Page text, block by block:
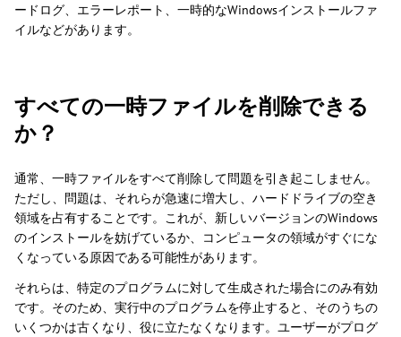
ードログ、エラーレポート、一時的なWindowsインストールファ
イルなどがあります。
すべての一時ファイルを削除できる
か？
通常、一時ファイルをすべて削除して問題を引き起こしません。
ただし、問題は、それらが急速に増大し、ハードドライブの空き
領域を占有することです。これが、新しいバージョンのWindows
のインストールを妨げているか、コンピュータの領域がすぐにな
くなっている原因である可能性があります。
それらは、特定のプログラムに対して生成された場合にのみ有効
です。そのため、実行中のプログラムを停止すると、そのうちの
いくつかは古くなり、役に立たなくなります。ユーザーがプログ